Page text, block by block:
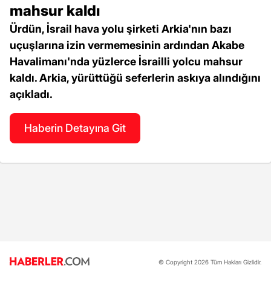
mahsur kaldı
Ürdün, İsrail hava yolu şirketi Arkia'nın bazı
uçuşlarına izin vermemesinin ardından Akabe
Havalimanı'nda yüzlerce İsrailli yolcu mahsur
kaldı. Arkia, yürüttüğü seferlerin askıya alındığını
açıkladı.
Haberin Detayına Git
© Copyright 2026 Tüm Hakları Gizlidir.